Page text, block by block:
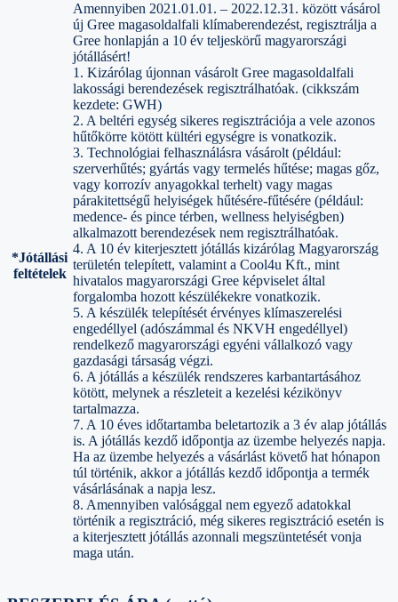
*Jótállási
feltételek
Amennyiben 2021.01.01. – 2022.12.31. között vásárol
új Gree magasoldalfali klímaberendezést, regisztrálja a
Gree honlapján a 10 év teljeskörű magyarországi
jótállásért!
1. Kizárólag újonnan vásárolt Gree magasoldalfali
lakossági berendezések regisztrálhatóak. (cikkszám
kezdete: GWH)
2. A beltéri egység sikeres regisztrációja a vele azonos
hűtőkörre kötött kültéri egységre is vonatkozik.
3. Technológiai felhasználásra vásárolt (például:
szerverhűtés; gyártás vagy termelés hűtése; magas gőz,
vagy korrozív anyagokkal terhelt) vagy magas
párakitettségű helyiségek hűtésére-fűtésére (például:
medence- és pince térben, wellness helyiségben)
alkalmazott berendezések nem regisztrálhatóak.
4. A 10 év kiterjesztett jótállás kizárólag Magyarország
területén telepített, valamint a Cool4u Kft., mint
hivatalos magyarországi Gree képviselet által
forgalomba hozott készülékekre vonatkozik.
5. A készülék telepítését érvényes klímaszerelési
engedéllyel (adószámmal és NKVH engedéllyel)
rendelkező magyarországi egyéni vállalkozó vagy
gazdasági társaság végzi.
6. A jótállás a készülék rendszeres karbantartásához
kötött, melynek a részleteit a kezelési kézikönyv
tartalmazza.
7. A 10 éves időtartamba beletartozik a 3 év alap jótállás
is. A jótállás kezdő időpontja az üzembe helyezés napja.
Ha az üzembe helyezés a vásárlást követő hat hónapon
túl történik, akkor a jótállás kezdő időpontja a termék
vásárlásának a napja lesz.
8. Amennyiben valósággal nem egyező adatokkal
történik a regisztráció, még sikeres regisztráció esetén is
a kiterjesztett jótállás azonnali megszüntetését vonja
maga után.